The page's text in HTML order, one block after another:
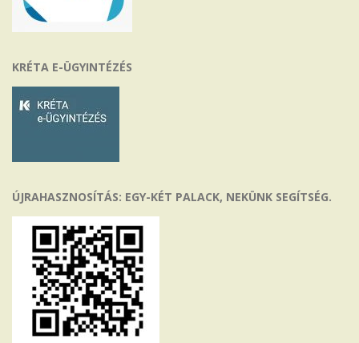
KRÉTA E-ÜGYINTÉZÉS
ÚJRAHASZNOSÍTÁS: EGY-KÉT PALACK, NEKÜNK SEGÍTSÉG.